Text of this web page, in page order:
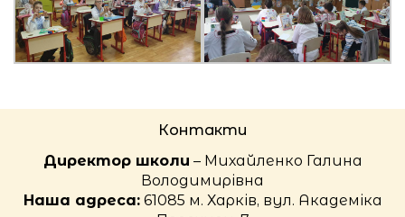
Контакти
Директор школи – Михайленко Галина
Володимирівна
Наша адреса:61085 м. Харків, вул. Академіка